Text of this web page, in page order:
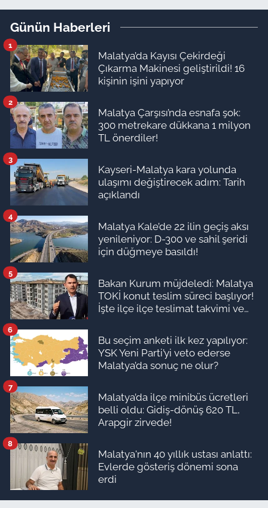
Günün Haberleri
Malatya’da Kayısı Çekirdeği
Çıkarma Makinesi geliştirildi! 16
kişinin işini yapıyor
1
Malatya Çarşısı’nda esnafa şok:
300 metrekare dükkana 1 milyon
TL önerdiler!
2
Kayseri-Malatya kara yolunda
ulaşımı değiştirecek adım: Tarih
açıklandı
3
Malatya Kale’de 22 ilin geçiş aksı
yenileniyor: D-300 ve sahil şeridi
için düğmeye basıldı!
4
Bakan Kurum müjdeledi: Malatya
TOKİ konut teslim süreci başlıyor!
İşte ilçe ilçe teslimat takvimi ve
5
Bu seçim anketi ilk kez yapılıyor:
YSK Yeni Parti’yi veto ederse
Malatya’da sonuç ne olur?
6
Malatya’da ilçe minibüs ücretleri
belli oldu: Gidiş-dönüş 620 TL,
Arapgir zirvede!
7
Malatya'nın 40 yıllık ustası anlattı:
Evlerde gösteriş dönemi sona
erdi
8